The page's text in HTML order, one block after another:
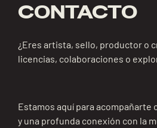
CONTACTO
¿Eres artista, sello, productor o
licencias, colaboraciones o
Estamos aquí para acompañarte
y una profunda conexión con la